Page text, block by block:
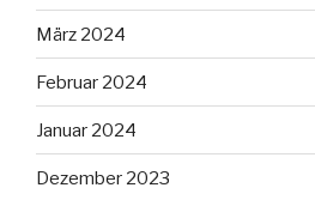
März 2024
Februar 2024
Januar 2024
Dezember 2023